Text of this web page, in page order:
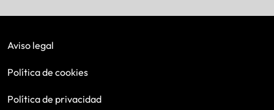
Aviso legal
Política de cookies
Política de privacidad